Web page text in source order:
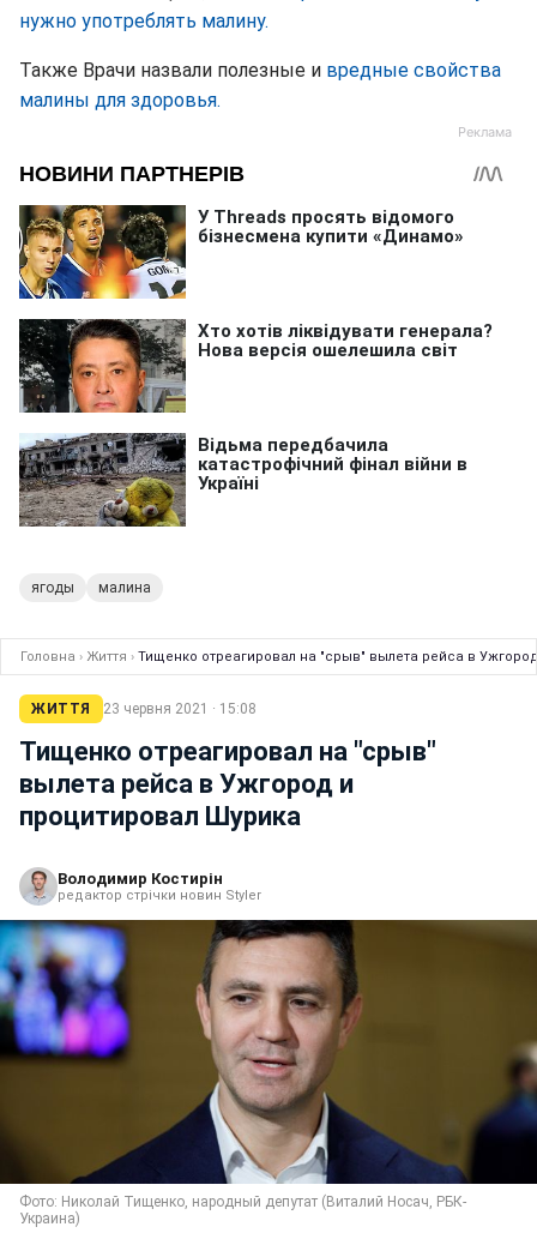
нужно употреблять малину.
Также Врачи назвали полезные и вредные свойства
малины для здоровья.
ягоды малина
Головна › Життя › Тищенко отреагировал на "срыв" вылета рейса в
ЖИТТЯ 23 червня 2021 · 15:08
Тищенко отреагировал на "срыв"
вылета рейса в Ужгород и
процитировал Шурика
Володимир Костирін
редактор стрічки новин Styler
Фото: Николай Тищенко, народный депутат (Виталий Носач, РБК-
Украина)